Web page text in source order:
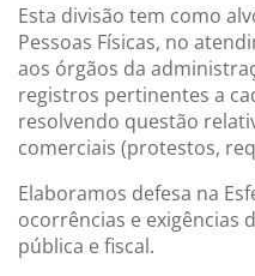
Esta divisão tem como
Pessoas Físicas, no
aos órgãos da
registros pertinentes a
resolvendo questão
comerciais (protestos,
Elaboramos defesa na
ocorrências e exigências
pública e fiscal.